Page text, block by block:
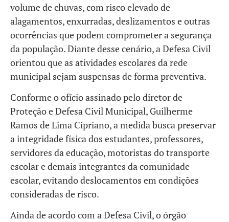
volume de chuvas, com risco elevado de
alagamentos, enxurradas, deslizamentos e outras
ocorrências que podem comprometer a segurança
da população. Diante desse cenário, a Defesa Civil
orientou que as atividades escolares da rede
municipal sejam suspensas de forma preventiva.
Conforme o ofício assinado pelo diretor de
Proteção e Defesa Civil Municipal, Guilherme
Ramos de Lima Cipriano, a medida busca preservar
a integridade física dos estudantes, professores,
servidores da educação, motoristas do transporte
escolar e demais integrantes da comunidade
escolar, evitando deslocamentos em condições
consideradas de risco.
Ainda de acordo com a Defesa Civil, o órgão